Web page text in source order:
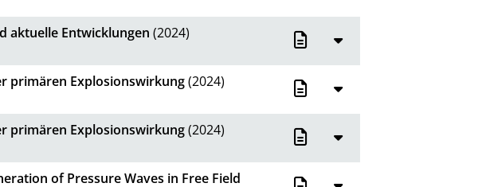
RIS
XML
20
aktuelle Entwicklungen (2024)
primären Explosionswirkung(2024)
primären Explosionswirkung(2024)
of Pressure Waves in Free Field